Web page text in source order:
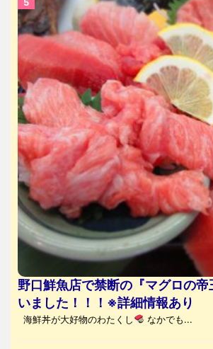
野口鮮魚店で禁断の『マグロの帝
いました！！！※詳細情報あり
海鮮丼が大好物のわたくし なかでも...